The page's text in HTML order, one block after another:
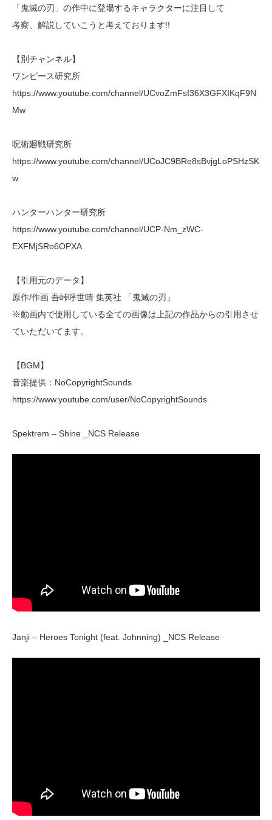
「鬼滅の刃」の作中に登場するキャラクターに注目して
考察、解説していこうと考えております!!
【別チャンネル】
ワンピース研究所
https://www.youtube.com/channel/UCvoZmFsI36X3GFXIKqF9N
Mw
呪術廻戦研究所
https://www.youtube.com/channel/UCoJC9BRe8sBvjgLoPSHzSK
w
ハンターハンター研究所
https://www.youtube.com/channel/UCP-Nm_zWC-
EXFMjSRo6OPXA
【引用元のデータ】
原作/作画 吾峠呼世晴 集英社 「鬼滅の刃」
※動画内で使用している全ての画像は上記の作品からの引用させ
ていただいてます。
【BGM】
音楽提供：NoCopyrightSounds
https://www.youtube.com/user/NoCopyrightSounds
Spektrem – Shine _NCS Release
Janji – Heroes Tonight (feat. Johnning) _NCS Release